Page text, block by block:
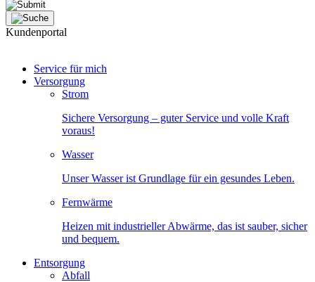
Kundenportal
Service für mich
Versorgung
Strom
Sichere Versorgung – guter Service und volle Kraft
voraus!
Wasser
Unser Wasser ist Grundlage für ein gesundes Leben.
Fernwärme
Heizen mit industrieller Abwärme, das ist sauber, sicher
und bequem.
Entsorgung
Abfall